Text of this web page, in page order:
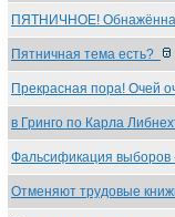
ПЯТНИЧНОЕ! Обнажённая
Пятничная тема есть?
Прекрасная пора! Очей
в Гринго по Карла
Фальсификация выборов
Отменяют трудовые